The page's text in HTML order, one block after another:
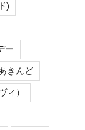
)
ー
きんど
ィ）